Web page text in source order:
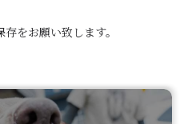
をお願い致します。